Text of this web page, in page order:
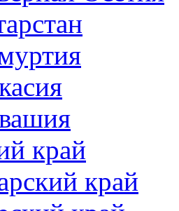
край
край